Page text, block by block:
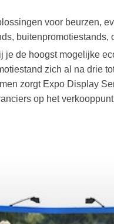
voor beurzen,
je de hoogst mogelijke
zich al na drie
zorgt Expo Display
op het